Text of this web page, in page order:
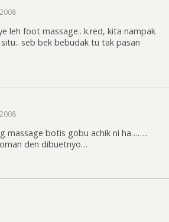
leh foot massage.. k.red, kita nampak
seb bek bebudak tu tak pasan
massage botis gobu achik ni ha……..
den dibuetnyo…